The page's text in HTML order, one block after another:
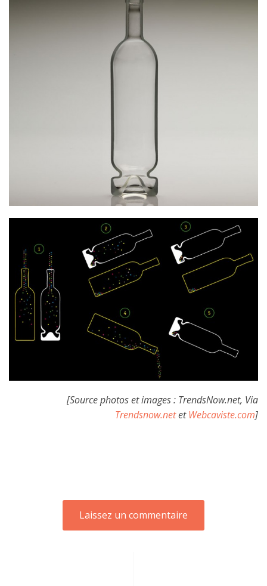
[Source photos et images : TrendsNow.net, Via
Trendsnow.netetWebcaviste.com]